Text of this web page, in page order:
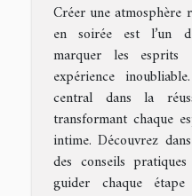
Créer une atmosphère
en soirée est l’un
marquer les
expérience
central dans la
transformant chaque
intime. Découvrez
des conseils
guider chaque